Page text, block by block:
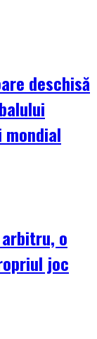
deschisă
mondial
o
joc